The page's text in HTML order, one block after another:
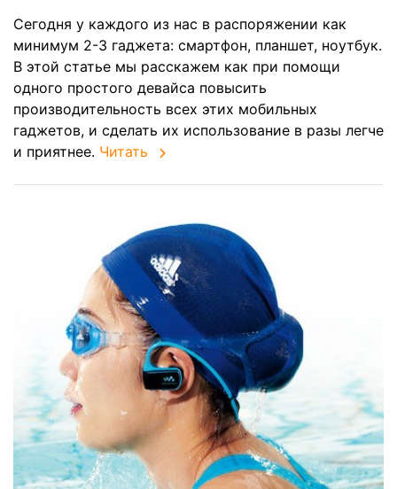
Сегодня у каждого из нас в распоряжении как
минимум 2-3 гаджета: смартфон, планшет, ноутбук.
В этой статье мы расскажем как при помощи
одного простого девайса повысить
производительность всех этих мобильных
гаджетов, и сделать их использование в разы легче
и приятнее. Читать